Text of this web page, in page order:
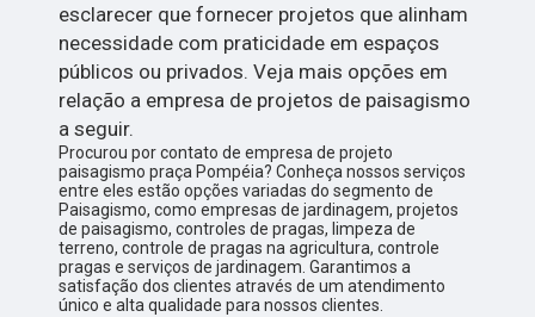
esclarecer que fornecer projetos que alinham
necessidade com praticidade em espaços
públicos ou privados. Veja mais opções em
relação a empresa de projetos de paisagismo
a seguir.
Procurou por contato de empresa de projeto
paisagismo praça Pompéia? Conheça nossos serviços
entre eles estão opções variadas do segmento de
Paisagismo, como empresas de jardinagem, projetos
de paisagismo, controles de pragas, limpeza de
terreno, controle de pragas na agricultura, controle
pragas e serviços de jardinagem. Garantimos a
satisfação dos clientes através de um atendimento
único e alta qualidade para nossos clientes.